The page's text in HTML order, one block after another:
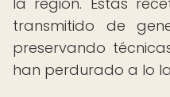
transmitido de
preservando
han perdurado a lo